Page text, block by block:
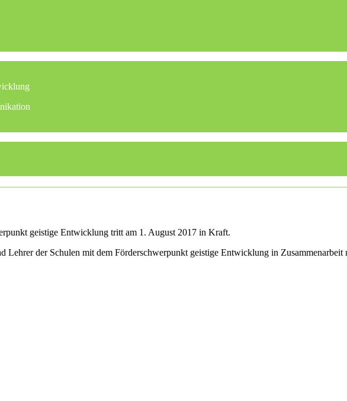
geistige Entwicklung tritt am 1. August 2017 in Kraft.
Lehrer der Schulen mit dem Förderschwerpunkt geistige Entwicklung in Zusammenarbeit